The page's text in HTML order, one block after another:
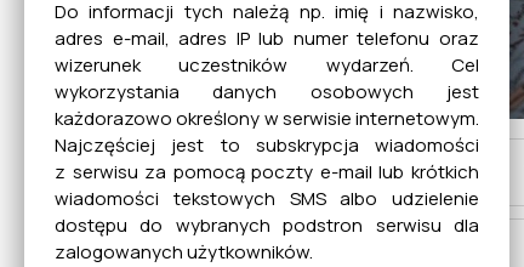
Rewitalizacja
Bezdomne zwierzęta
NGO
Do informacji tych należą np. imię i nazwisko,
adres e-mail, adres IP lub numer telefonu oraz
wizerunek uczestników wydarzeń. Cel
wykorzystania danych osobowych jest
każdorazowo określony w serwisie internetowym.
Najczęściej jest to subskrypcja wiadomości
z serwisu za pomocą poczty e-mail lub krótkich
wiadomości tekstowych SMS albo udzielenie
dostępu do wybranych podstron serwisu dla
zalogowanych użytkowników.